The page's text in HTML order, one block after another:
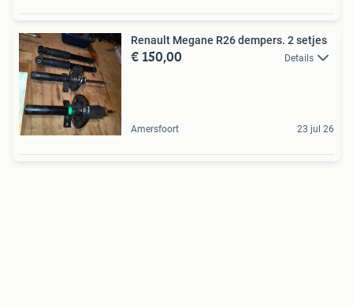
Renault Megane R26 dempers. 2 setjes
€ 150,00 Details
Amersfoort 23 jul 26